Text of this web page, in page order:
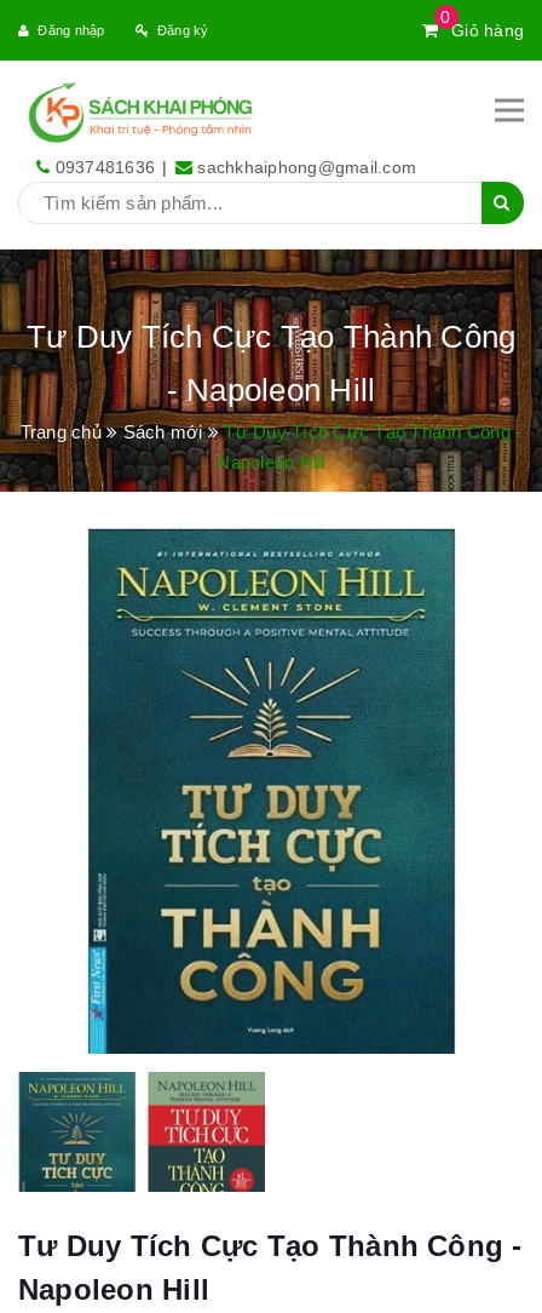
0
Giỏ hàng
Đăng nhập Đăng ký
0937481636 | sachkhaiphong@gmail.com
Tư Duy Tích Cực Tạo Thành Công
- Napoleon Hill
Trang chủ Sách mới
Tư Duy Tích Cực Tạo Thành Công -
Napoleon Hill
Tư Duy Tích Cực Tạo Thành Công -
Napoleon Hill